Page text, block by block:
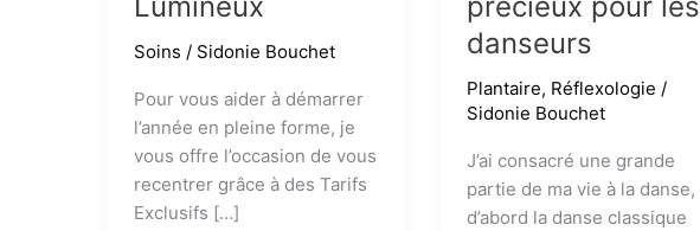
Soins / Sidonie Bouchet
Pour vous aider à démarrer
l’année en pleine forme, je
vous offre l’occasion de vous
recentrer grâce à des Tarifs
Exclusifs […]
danseurs
Plantaire, Réflexologie /
Sidonie Bouchet
J’ai consacré une grande
partie de ma vie à la danse,
d’abord la danse classique